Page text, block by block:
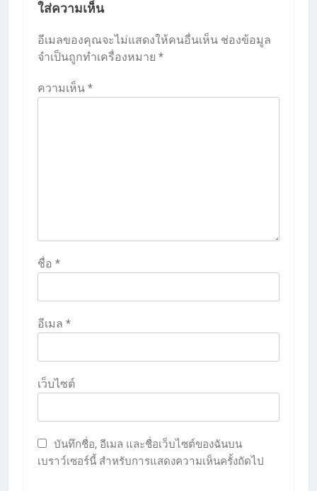
ใส่ความเห็น
อีเมลของคุณจะไม่แสดงให้คนอื่นเห็น ช่องข้อมูล
จำเป็นถูกทำเครื่องหมาย *
ความเห็น *
ชื่อ *
อีเมล *
เว็บไซต์
บันทึกชื่อ, อีเมล และชื่อเว็บไซต์ของฉันบน
เบราว์เซอร์นี้ สำหรับการแสดงความเห็นครั้งถัดไป